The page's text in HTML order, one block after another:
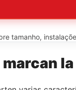
tamanho,